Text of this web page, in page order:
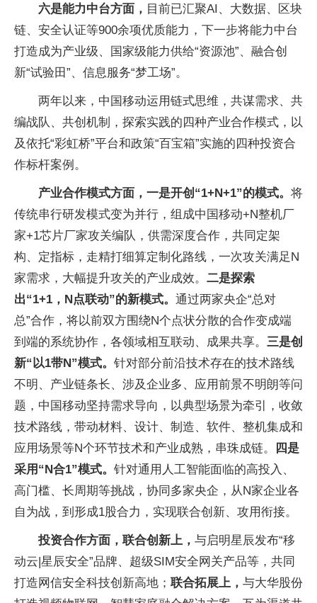
六是能力中台方面， 目前已汇聚AI、大数据、区块
链、安全认证等900余项优质能力，下一步将能力中台
打造成为产业级、国家级能力供给“资源池”、融合创
新“试验田”、信息服务“梦工场”。
两年以来，中国移动运用链式思维，共谋需求、共
编战队、共创机制，探索实践的四种产业合作模式，以
及依托“彩虹桥”平台和政策“百宝箱”实施的四种投资合
作标杆案例。
产业合作模式方面，一是开创“1+N+1”的模式。 将
传统串行研发模式变为并行，组成中国移动+N整机厂
家+1芯片厂家攻关编队，供需深度合作，共同定架
构、定指标，走精打细算定制化路线，一次攻关满足N
家需求，大幅提升攻关的产业成效。 二是探索
出“1+1，N点联动”的新模式。 通过两家央企“总对
总”合作，将以前双方围绕N个点状分散的合作变成端
到端的系统协作，各领域相互联动、成果共享。 三是创
新“以1带N”模式。 针对部分前沿技术存在的技术路线
不明、产业链条长、涉及企业多、应用前景不明朗等问
题，中国移动坚持需求导向，以典型场景为牵引，收敛
技术路线，带动材料、设计、制造、软件、整机集成和
应用场景等N个环节技术和产业成熟，串珠成链。
四是
采用“N合1”模式。 针对通用人工智能面临的高投入、
高门槛、长周期等挑战，协同多家央企，从N家企业各
自为战，到形成1股合力，实现联合创新、攻用衔接。
投资合作方面，联合创新上， 与启明星辰发布“移
动云|星辰安全”品牌、超级SIM安全网关产品等，共同
打造网信安全科技创新高地； 联合拓展上， 与大华股份